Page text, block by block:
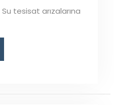
tesisat arızalarına